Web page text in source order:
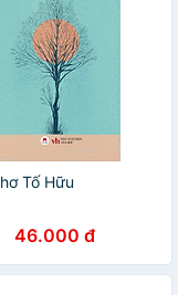
Tố Hữu
46.000 đ